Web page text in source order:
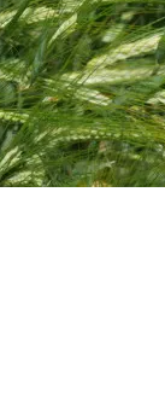
en Plaine
pour
RGT...